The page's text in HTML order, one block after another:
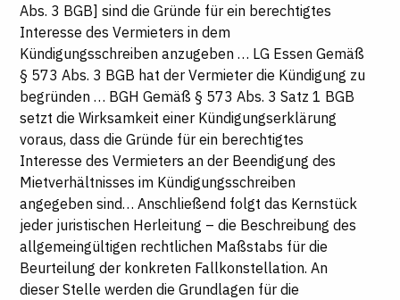
Abs. 3 BGB] sind die Gründe für ein berechtigtes
Interesse des Vermieters in dem
Kündigungsschreiben anzugeben … LG Essen Gemäß
§ 573 Abs. 3 BGB hat der Vermieter die Kündigung zu
begründen … BGH Gemäß § 573 Abs. 3 Satz 1 BGB
setzt die Wirksamkeit einer Kündigungserklärung
voraus, dass die Gründe für ein berechtigtes
Interesse des Vermieters an der Beendigung des
Mietverhältnisses im Kündigungsschreiben
angegeben sind… Anschließend folgt das Kernstück
jeder juristischen Herleitung – die Beschreibung des
allgemeingültigen rechtlichen Maßstabs für die
Beurteilung der konkreten Fallkonstellation. An
dieser Stelle werden die Grundlagen für die